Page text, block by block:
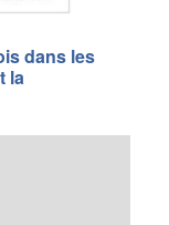
dans les
la